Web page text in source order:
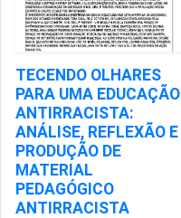
TECENDO OLHARES
PARA UMA EDUCAÇÃO
ANTIRRACISTA:
ANÁLISE, REFLEXÃO E
PRODUÇÃO DE
MATERIAL
PEDAGÓGICO
ANTIRRACISTA